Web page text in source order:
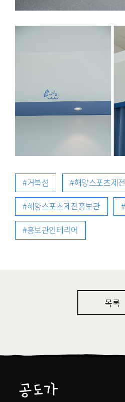
거북섬
해양스포츠제전
해양스포츠제전홍보관
홍보관인테리어
목록